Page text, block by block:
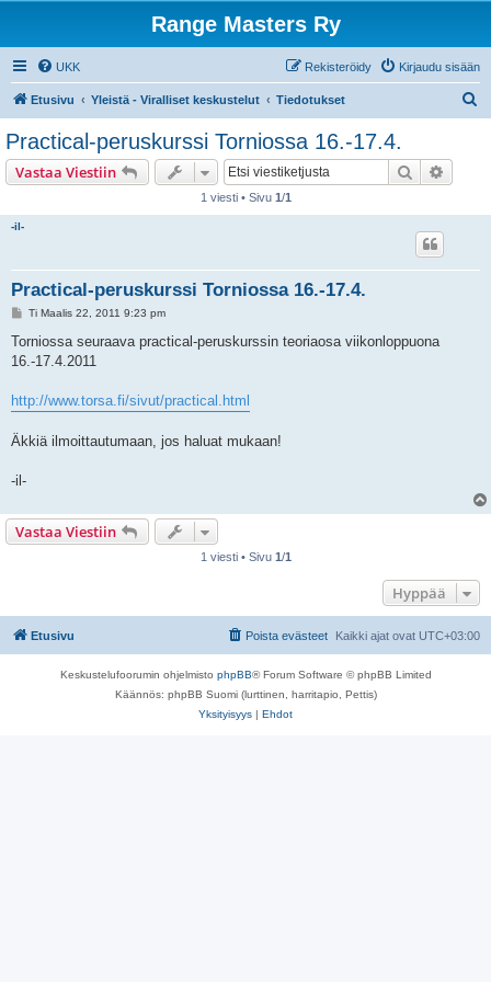
Range Masters Ry
UKK Kirjaudu sisään
Rekisteröidy
Etusivu Yleistä - Viralliset keskustelut Tiedotukset
Practical-peruskurssi Torniossa 16.-17.4.
Vastaa Viestiin Etsi
1 viesti • Sivu 1/1
-il-
Practical-peruskurssi Torniossa 16.-17.4.
V
e
t
Ti Maalis 22, 2011 9:23 pm
Torniossa seuraava practical-peruskurssin teoriaosa viikonloppuona
16.-17.4.2011
http://www.torsa.fi/sivut/practical.html
Äkkiä ilmoittautumaan, jos haluat mukaan!
-il-
Vastaa Viestiin
1 viesti • Sivu 1/1
Hyppää
Etusivu Kaikki ajat ovat UTC+03:00
Poista evästeet
Keskustelufoorumin ohjelmisto phpBB® Forum Software © phpBB Limited
Käännös: phpBB Suomi (lurttinen, harritapio, Pettis)
Yksityisyys | Ehdot